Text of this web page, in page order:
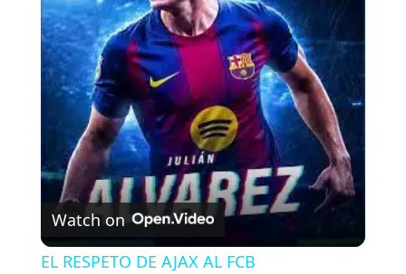
l
a
y
V
i
Watch on
EL RESPETO DE AJAX AL FCB